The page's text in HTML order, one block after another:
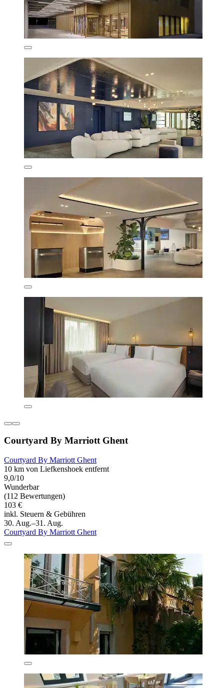
Courtyard By Marriott Ghent
Courtyard By Marriott Ghent
10 km von Liefkenshoek entfernt
9,0/10
Wunderbar
(112 Bewertungen)
103 €
inkl. Steuern & Gebühren
30. Aug.–31. Aug.
Courtyard By Marriott Ghent